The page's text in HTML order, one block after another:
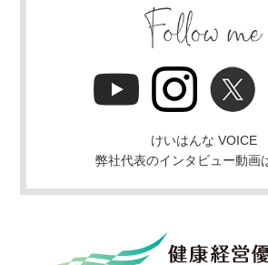
けいはんな VOICE
弊社代表のインタビュー動画